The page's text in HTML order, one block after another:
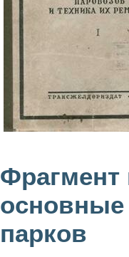
Фрагмент
основные
парков